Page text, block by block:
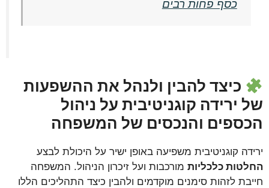
כסף פחות רבים
כיצד להבין ולנהל את ההשפעות
של ירידה קוגניטיבית על ניהול
הכספים והנכסים של המשפחה
ירידה קוגניטיבית משפיעה באופן ישיר על היכולת לבצע
החלטות כלכליות מורכבות ועל זיכרון הניהול. המשפחה
חייבת לזהות סימנים מוקדמים ולהבין כיצד התהליכים הללו